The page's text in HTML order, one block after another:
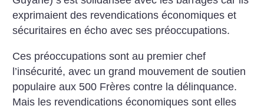
exprimaient des revendications économiques et
sécuritaires en écho avec ses préoccupations.
Ces préoccupations sont au premier chef
l’insécurité, avec un grand mouvement de soutien
populaire aux 500 Frères contre la délinquance.
Mais les revendications économiques sont elles